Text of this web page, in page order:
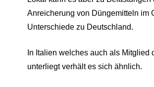
Anreicherung von Düngemitteln im
Unterschiede zu Deutschland.
In Italien welches auch als
unterliegt verhält es sich ähnlich.